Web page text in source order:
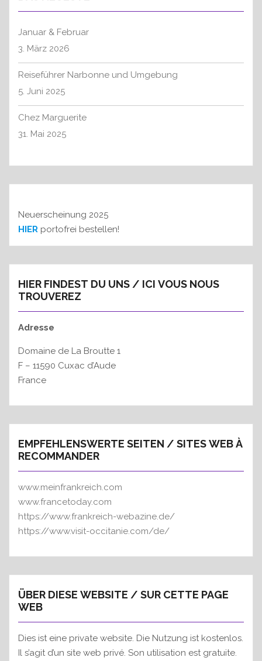
n
a
:
Januar & Februar
3. März 2026
Reiseführer Narbonne und Umgebung
5. Juni 2025
Chez Marguerite
31. Mai 2025
Neuerscheinung 2025
HIER portofrei bestellen!
HIER FINDEST DU UNS / ICI VOUS NOUS
TROUVEREZ
Adresse
Domaine de La Broutte 1
F – 11590 Cuxac d’Aude
France
EMPFEHLENSWERTE SEITEN / SITES WEB À
RECOMMANDER
www.meinfrankreich.com
www.francetoday.com
https://www.frankreich-webazine.de/
https://www.visit-occitanie.com/de/
ÜBER DIESE WEBSITE / SUR CETTE PAGE
WEB
Dies ist eine private website. Die Nutzung ist kostenlos.
Il s’agit d’un site web privé. Son utilisation est gratuite.